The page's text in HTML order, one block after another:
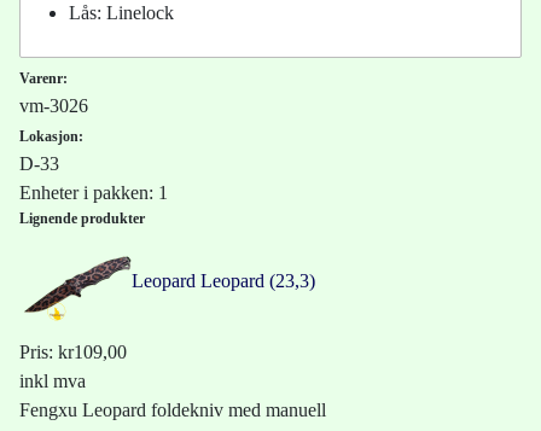
Lås: Linelock
Varenr:
vm-3026
Lokasjon:
D-33
Enheter i pakken: 1
Lignende produkter
Leopard Leopard (23,3)
Pris: kr109,00
inkl mva
Fengxu Leopard foldekniv med manuell